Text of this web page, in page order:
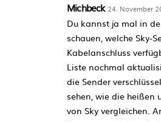
Michbeck 24. November
Du kannst ja mal in
schauen, welche Sky-
Kabelanschluss
Liste nochmal
die Sender
sehen, wie die heißen
von Sky vergleichen.